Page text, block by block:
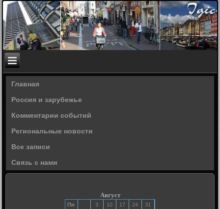
Главная
Россия и зарубежье
Комментарии событий
Региональные новости
Все записи
Связь с нами
Август
Пн 3 10 17 24
31